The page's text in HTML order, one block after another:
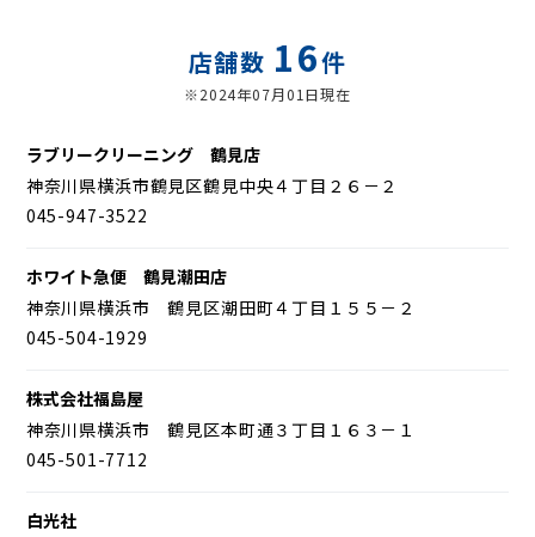
店舗数 16件
※2024年07月01日現在
ラブリークリーニング 鶴見店
神奈川県横浜市鶴見区鶴見中央４丁目２６－２
045-947-3522
ホワイト急便 鶴見潮田店
神奈川県横浜市 鶴見区潮田町４丁目１５５－２
045-504-1929
株式会社福島屋
神奈川県横浜市 鶴見区本町通３丁目１６３－１
045-501-7712
白光社